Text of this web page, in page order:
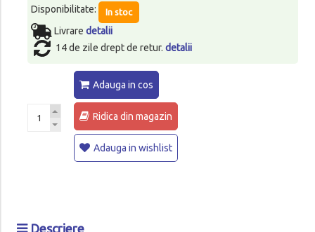
Disponibilitate:
In stoc
Livrare detalii
14 de zile drept de retur. detalii
Adauga in cos
Ridica din magazin
Adauga in wishlist
Descriere